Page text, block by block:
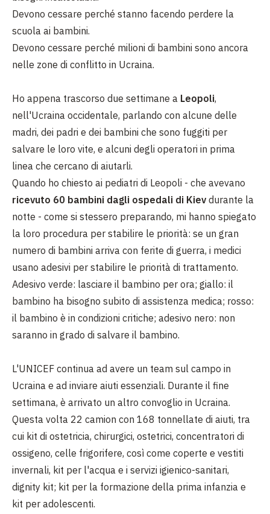
Devono cessare perché stanno facendo perdere la
scuola ai bambini.
Devono cessare perché milioni di bambini sono ancora
nelle zone di conflitto in Ucraina.
Ho appena trascorso due settimane a Leopoli,
nell'Ucraina occidentale, parlando con alcune delle
madri, dei padri e dei bambini che sono fuggiti per
salvare le loro vite, e alcuni degli operatori in prima
linea che cercano di aiutarli.
Quando ho chiesto ai pediatri di Leopoli - che avevano
ricevuto 60 bambini dagli ospedali di Kiev durante la
notte - come si stessero preparando, mi hanno spiegato
la loro procedura per stabilire le priorità: se un gran
numero di bambini arriva con ferite di guerra, i medici
usano adesivi per stabilire le priorità di trattamento.
Adesivo verde: lasciare il bambino per ora; giallo: il
bambino ha bisogno subito di assistenza medica; rosso:
il bambino è in condizioni critiche; adesivo nero: non
saranno in grado di salvare il bambino.
L'UNICEF continua ad avere un team sul campo in
Ucraina e ad inviare aiuti essenziali. Durante il fine
settimana, è arrivato un altro convoglio in Ucraina.
Questa volta 22 camion con 168 tonnellate di aiuti, tra
cui kit di ostetricia, chirurgici, ostetrici, concentratori di
ossigeno, celle frigorifere, così come coperte e vestiti
invernali, kit per l'acqua e i servizi igienico-sanitari,
dignity kit; kit per la formazione della prima infanzia e
kit per adolescenti.